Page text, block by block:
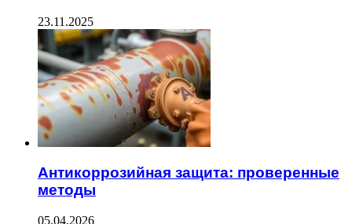
23.11.2025
Антикоррозийная защита: проверенные
методы
05.04.2026